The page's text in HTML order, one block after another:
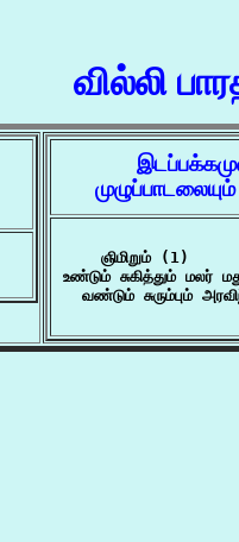
வில்லி
    ஞிமிறும் (1)
உண்டும் சுகித்தும் மலர்
வண்டும் சுரும்பும்